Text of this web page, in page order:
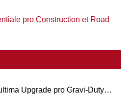
pro Construction et Road
Upgrade pro Gravi-Duty